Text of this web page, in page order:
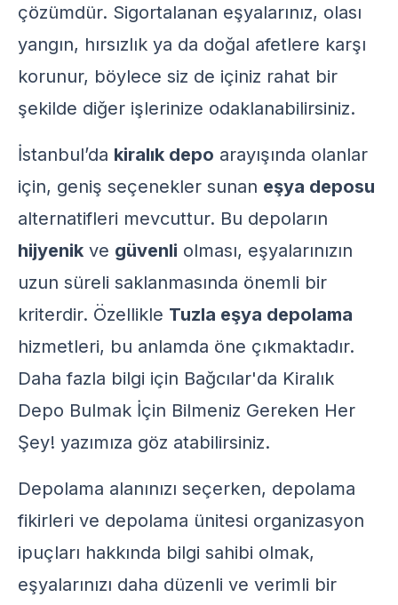
çözümdür. Sigortalanan eşyalarınız, olası
yangın, hırsızlık ya da doğal afetlere karşı
korunur, böylece siz de içiniz rahat bir
şekilde diğer işlerinize odaklanabilirsiniz.
İstanbul’da kiralık depo arayışında olanlar
için, geniş seçenekler sunan eşya deposu
alternatifleri mevcuttur. Bu depoların
hijyenik ve güvenli olması, eşyalarınızın
uzun süreli saklanmasında önemli bir
kriterdir. Özellikle Tuzla eşya depolama
hizmetleri, bu anlamda öne çıkmaktadır.
Daha fazla bilgi için Bağcılar'da Kiralık
Depo Bulmak İçin Bilmeniz Gereken Her
Şey! yazımıza göz atabilirsiniz.
Depolama alanınızı seçerken, depolama
fikirleri ve depolama ünitesi organizasyon
ipuçları hakkında bilgi sahibi olmak,
eşyalarınızı daha düzenli ve verimli bir